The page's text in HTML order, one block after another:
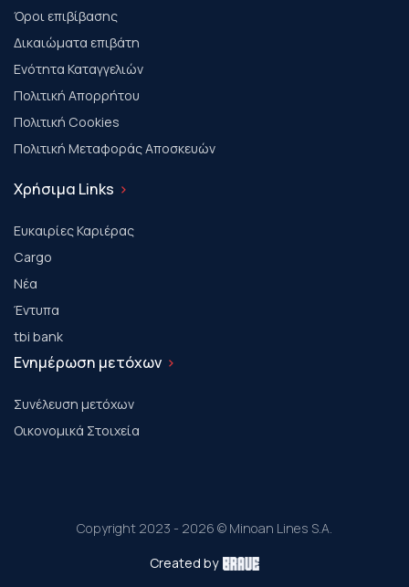
Όροι επιβίβασης
Δικαιώματα επιβάτη
Ενότητα Καταγγελιών
Πολιτική Απορρήτου
Πολιτική Cookies
Πολιτική Μεταφοράς Αποσκευών
Χρήσιμα Links
Ευκαιρίες Καριέρας
Cargo
Νέα
Έντυπα
tbi bank
Ενημέρωση μετόχων
Συνέλευση μετόχων
Οικονομικά Στοιχεία
Copyright 2023 - 2026 © Minoan Lines S.A.
Created by